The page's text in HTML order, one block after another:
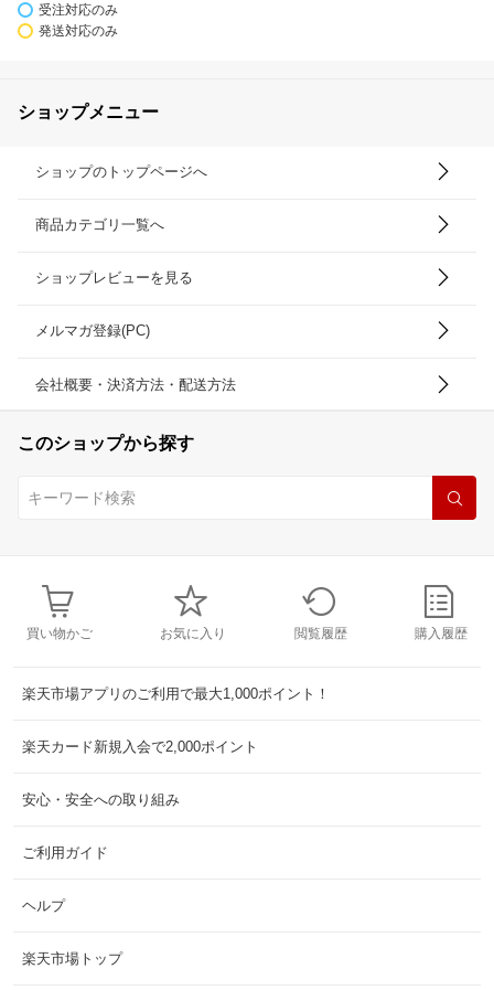
受注対応のみ
発送対応のみ
ショップメニュー
ショップのトップページへ
商品カテゴリ一覧へ
ショップレビューを見る
メルマガ登録(PC)
会社概要・決済方法・配送方法
このショップから探す
買い物かご お気に入り 閲覧履歴 購入履歴
楽天市場アプリのご利用で最大1,000ポイント！
楽天カード新規入会で2,000ポイント
安心・安全への取り組み
ご利用ガイド
ヘルプ
楽天市場トップ